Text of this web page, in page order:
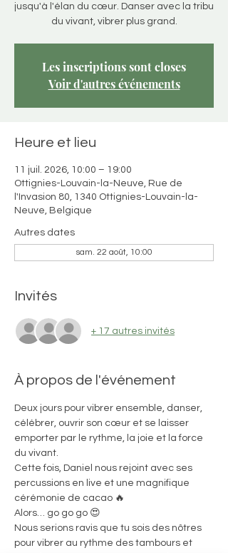
jusqu'à l'élan du cœur. Danser avec la tribu
du vivant, vibrer plus grand.
Les inscriptions sont closes
Voir d'autres événements
Heure et lieu
11 juil. 2026, 10:00 – 19:00
Ottignies-Louvain-la-Neuve, Rue de
l'Invasion 80, 1340 Ottignies-Louvain-la-
Neuve, Belgique
Autres dates
sam. 22 août, 10:00
Invités
+ 17 autres invités
À propos de l'événement
Deux jours pour vibrer ensemble, danser,
célébrer, ouvrir son cœur et se laisser
emporter par le rythme, la joie et la force
du vivant.
Cette fois, Daniel nous rejoint avec ses
percussions en live et une magnifique
cérémonie de cacao 🔥
Alors… go go go 😍
Nous serions ravis que tu sois des nôtres
pour vibrer au rythme des tambours et